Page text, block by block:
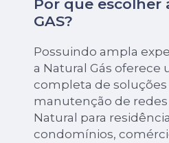
Por que escolher
GAS?
Possuindo ampla
a Natural Gás oferece
completa de
manutenção de redes
Natural para
condomínios,